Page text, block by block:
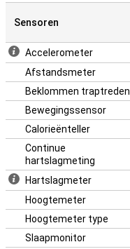
Sensoren
Accelerometer
Afstandsmeter
Beklommen traptreden
Bewegingssensor
Calorieënteller
Continue
hartslagmeting
Hartslagmeter
Hoogtemeter
Hoogtemeter type
Slaapmonitor